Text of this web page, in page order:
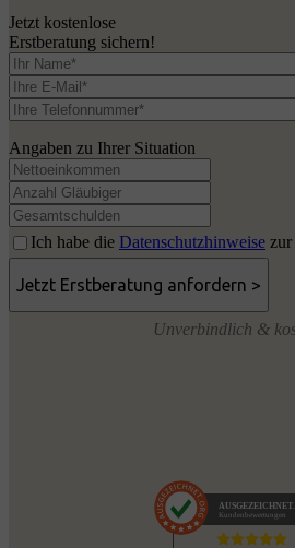
Jetzt kostenlose
Erstberatung sichern!
Angaben zu Ihrer Situation
Ich habe die Datenschutzhinweise
Unverbindlich &
AUSGEZEICHNET
Kundenbewertungen